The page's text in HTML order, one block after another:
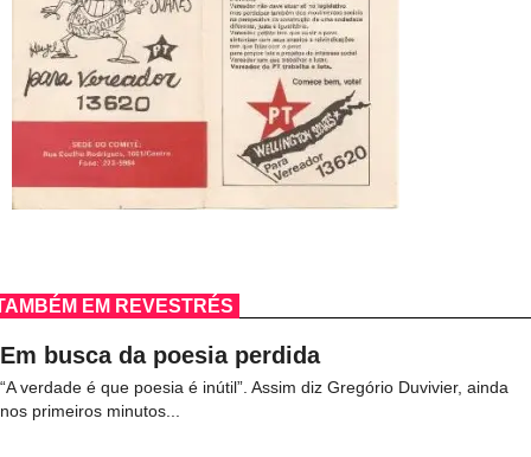
EM REVESTRÉS
Em busca da poesia perdida
“A verdade é que poesia é inútil”. Assim diz Gregório Duvivier, ainda
nos primeiros minutos...